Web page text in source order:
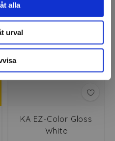
alla
urval
Mellanklass
KA EZ-Color Gloss
White